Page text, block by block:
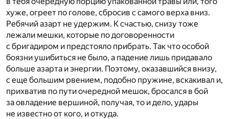
хуже, огреет по голове, сбросив с самого верха вниз.
Ребячий азарт не удержим. К счастью, снизу тоже
лежали мешки, которые по договоренности
с бригадиром и предстояло прибрать. Так что особой
боязни ушибиться не было, а падение лишь придавало
больше азарта и энергии. Поэтому, оказавшийся внизу,
с еще большим рвением, подобно пружине, вскакивал и,
прихватив по пути очередной мешок, бросался в бой
за овладение вершиной, получая, то и дело, удары
не известно от кого, и откуда.